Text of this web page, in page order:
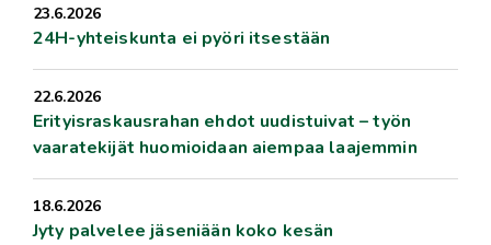
23.6.2026
24H-yhteiskunta ei pyöri itsestään
22.6.2026
Erityisraskausrahan ehdot uudistuivat – työn
vaaratekijät huomioidaan aiempaa laajemmin
18.6.2026
Jyty palvelee jäseniään koko kesän